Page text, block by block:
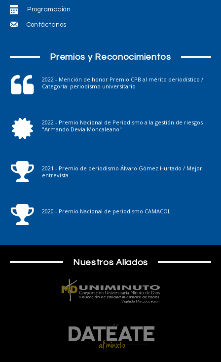
Programación
Contáctanos
Premios y Reconocimientos
2022 - Mención de honor Premio CPB al mérito periodístico /
Categoría: periodismo universitario
2022 - Premio Nacional de Periodismo a la gestión de riesgos
"Armando Devia Moncaleano"
2021 - Premio de periodismo Álvaro Gómez Hurtado / Mejor
entrevista
2020 - Premio Nacional de periodismo CAMACOL
Nuestros Aliados